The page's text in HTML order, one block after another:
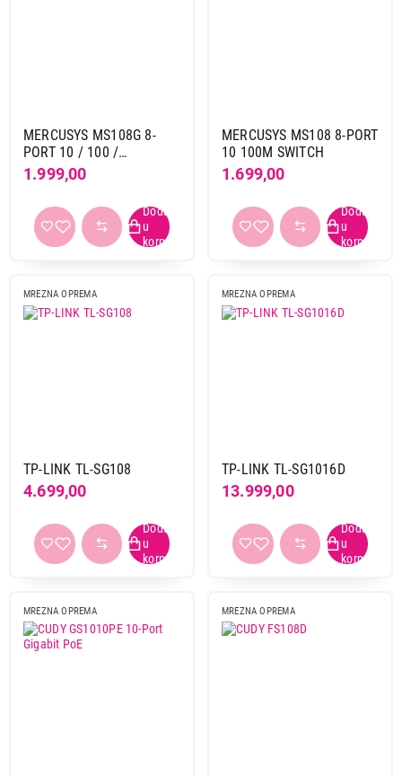
MERCUSYS MS108G 8-
PORT 10 / 100 /
1000MBPS SWITCH
1.999,00
MERCUSYS MS108 8-PORT
10 100M SWITCH
1.699,00
MREZNA OPREMA
TP-LINK TL-SG108
4.699,00
MREZNA OPREMA
TP-LINK TL-SG1016D
13.999,00
MREZNA OPREMA MREZNA OPREMA